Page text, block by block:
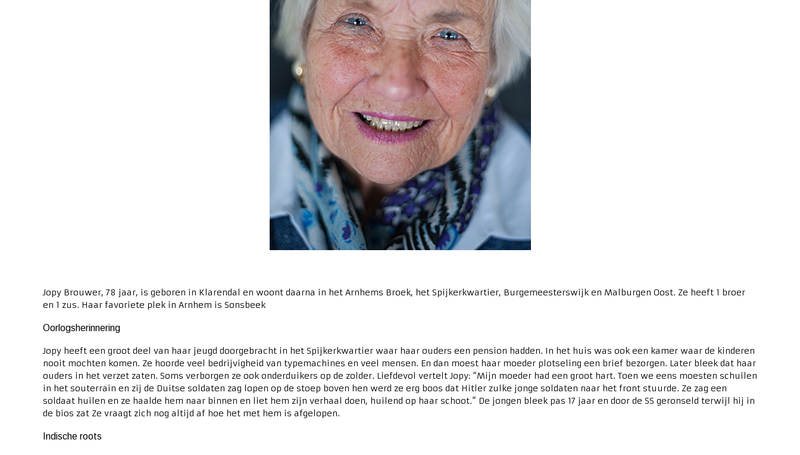
Jopy Brouwer, 78 jaar, is geboren in Klarendal en woont daarna in het Arnhems Broek, het Spijkerkwartier, Burgemeesterswijk en Malburgen Oost. Ze heeft 1 broer
en 1 zus. Haar favoriete plek in Arnhem is Sonsbeek
Oorlogsherinnering
Jopy heeft een groot deel van haar jeugd doorgebracht in het Spijkerkwartier waar haar ouders een pension hadden. In het huis was ook een kamer waar de kinderen
nooit mochten komen. Ze hoorde veel bedrijvigheid van typemachines en veel mensen. En dan moest haar moeder plotseling een brief bezorgen. Later bleek dat haar
ouders in het verzet zaten. Soms verborgen ze ook onderduikers op de zolder. Liefdevol vertelt Jopy: “Mijn moeder had een groot hart. Toen we eens moesten schuilen
in het souterrain en zij de Duitse soldaten zag lopen op de stoep boven hen werd ze erg boos dat Hitler zulke jonge soldaten naar het front stuurde. Ze zag een
soldaat huilen en ze haalde hem naar binnen en liet hem zijn verhaal doen, huilend op haar schoot.” De jongen bleek pas 17 jaar en door de SS geronseld terwijl hij in
de bios zat Ze vraagt zich nog altijd af hoe het met hem is afgelopen.
Indische roots